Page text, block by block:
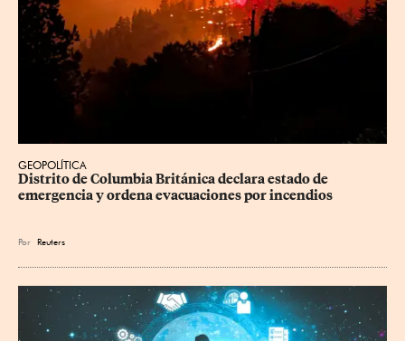
GEOPOLÍTICA
Distrito de Columbia Británica declara estado de
emergencia y ordena evacuaciones por incendios
Por Reuters